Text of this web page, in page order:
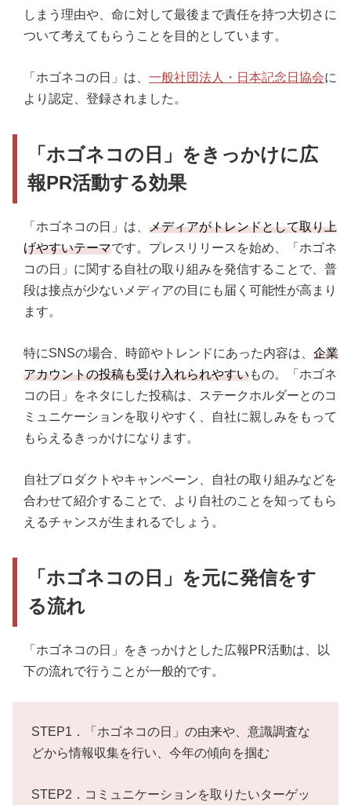
しまう理由や、命に対して最後まで責任を持つ大切さに
ついて考えてもらうことを目的としています。
「ホゴネコの日」は、 一般社団法人・日本記念日協会に
より認定、登録されました。
「ホゴネコの日」をきっかけに広
報PR活動する効果
「ホゴネコの日」は、 メディアがトレンドとして取り上
げやすいテーマです。プレスリリースを始め、「ホゴネ
コの日」に関する自社の取り組みを発信することで、普
段は接点が少ないメディアの目にも届く可能性が高まり
ます。
特にSNSの場合、時節やトレンドにあった内容は、 企業
アカウントの投稿も受け入れられやすいもの。「ホゴネ
コの日」をネタにした投稿は、ステークホルダーとのコ
ミュニケーションを取りやすく、自社に親しみをもって
もらえるきっかけになります。
自社プロダクトやキャンペーン、自社の取り組みなどを
合わせて紹介することで、より自社のことを知ってもら
えるチャンスが生まれるでしょう。
「ホゴネコの日」を元に発信をす
る流れ
「ホゴネコの日」をきっかけとした広報PR活動は、以
下の流れで行うことが一般的です。
STEP1．「ホゴネコの日」の由来や、意識調査な
どから情報収集を行い、今年の傾向を掴む
STEP2．コミュニケーションを取りたいターゲッ